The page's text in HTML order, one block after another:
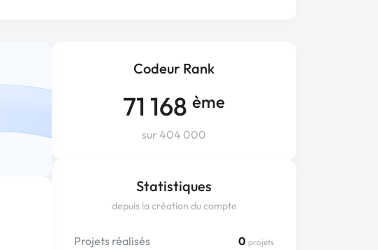
Codeur Rank
71 168 ème
sur 404 000
Statistiques
depuis la création du compte
Projets réalisés 0 projets